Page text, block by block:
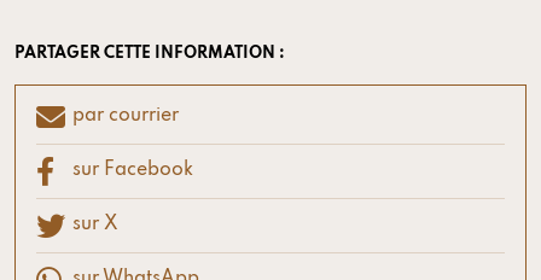
PARTAGER CETTE INFORMATION :
par courrier
sur Facebook
sur X